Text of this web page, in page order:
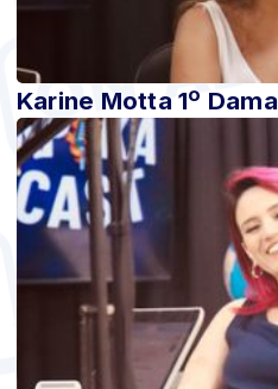
Karine Motta 1º Dama